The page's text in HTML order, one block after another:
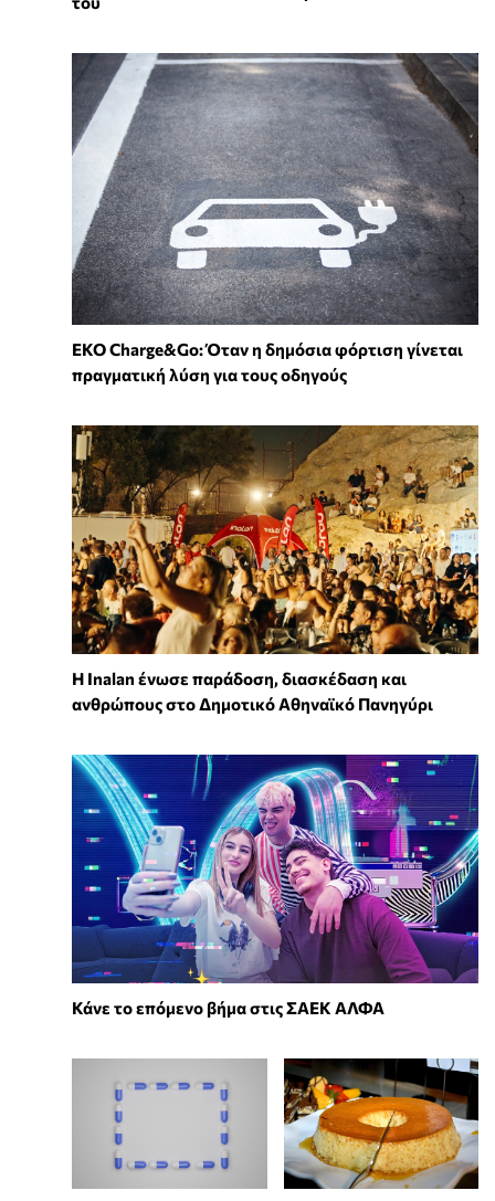
EKO Charge&Go: Όταν η δημόσια φόρτιση γίνεται
πραγματική λύση για τους οδηγούς
Η Inalan ένωσε παράδοση, διασκέδαση και
ανθρώπους στο Δημοτικό Αθηναϊκό Πανηγύρι
Κάνε το επόμενο βήμα στις ΣΑΕΚ ΑΛΦΑ